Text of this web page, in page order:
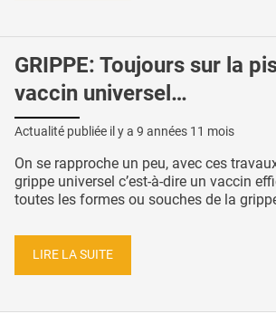
GRIPPE: Toujours sur la
vaccin universel…
Actualité publiée il y a 9 années 11 mois
On se rapproche un peu, avec ces
grippe universel c’est-à-dire un vaccin
toutes les formes ou souches de la
LIRE LA SUITE